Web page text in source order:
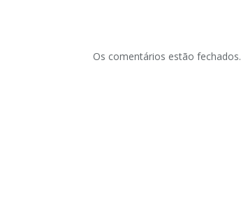
Os comentários estão fechados.